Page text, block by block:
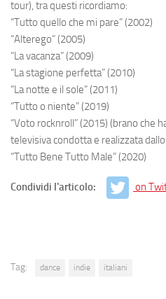
tour), tra questi ricordiamo:
“Tutto quello che mi pare” (2002)
“Alterego” (2005)
“La vacanza” (2009)
“La stagione perfetta” (2010)
“La notte e il sole” (2011)
“Tutto o niente” (2019)
“Voto rocknroll” (2015) (brano che
televisiva condotta e realizzata
“Tutto Bene Tutto Male” (2020)
Condividi l'articolo: on
Tag: dance indie italiani